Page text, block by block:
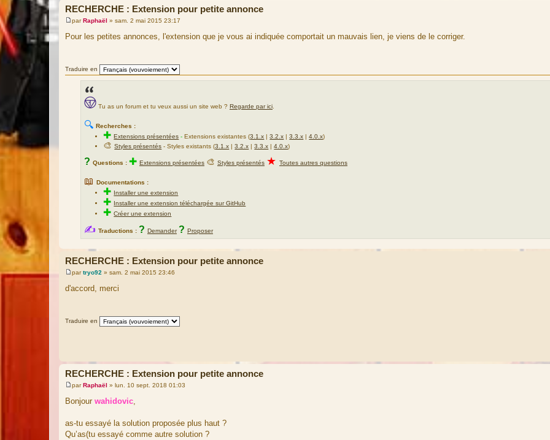
RECHERCHE : Extension pour petite annonce
e
s
e
par Raphaël » sam. 2 mai 2015 23:17
Pour les petites annonces, l'extension que je vous ai indiquée comportait un mauvais lien, je viens de le corriger.
Traduire en
Tu as un forum et tu veux aussi un site web ? Regarde par ici
🔍 Recherches :
✚Extensions présentées -Extensions existantes (3.1.x |3.2.x |3.3.x |4.0.x)
🎨Styles présentés - Styles existants (3.1.x |3.2.x |3.3.x |4.0.x)
? Questions : ✚ Extensions présentées 🎨 Styles présentés ★ Toutes autres questions
📖 Documentations :
✚ Installer une extension
✚ Installer une extension téléchargée sur GitHub
✚Créer une extension
✍ Traductions : ? Demander ? Proposer
RECHERCHE : Extension pour petite annonce
M
s
e
partryo92 » sam. 2 mai 2015 23:46
d'accord, merci
Traduire en
RECHERCHE : Extension pour petite annonce
M
s
g
e
parRaphaël » lun. 10 sept. 2018 01:03
Bonjour wahidovic,
as-tu essayé la solution proposée plus haut ?
Qu’as(tu essayé comme autre solution ?